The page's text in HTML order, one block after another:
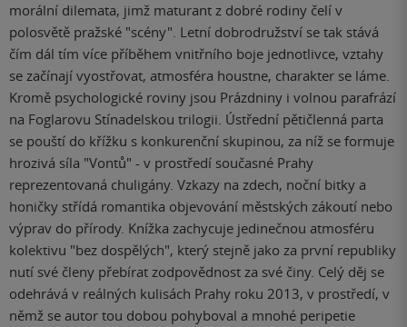
morální dilemata, jimž maturant z dobré rodiny čelí v
polosvětě pražské "scény". Letní dobrodružství se tak stává
čím dál tím více příběhem vnitřního boje jednotlivce, vztahy
se začínají vyostřovat, atmosféra houstne, charakter se láme.
Kromě psychologické roviny jsou Prázdniny i volnou parafrází
na Foglarovu Stínadelskou trilogii. Ústřední pětičlenná parta
se pouští do křížku s konkurenční skupinou, za níž se formuje
hrozivá síla "Vontů" - v prostředí současné Prahy
reprezentovaná chuligány. Vzkazy na zdech, noční bitky a
honičky střídá romantika objevování městských zákoutí nebo
výprav do přírody. Knížka zachycuje jedinečnou atmosféru
kolektivu "bez dospělých", který stejně jako za první republiky
nutí své členy přebírat zodpovědnost za své činy. Celý děj se
odehrává v reálných kulisách Prahy roku 2013, v prostředí, v
němž se autor tou dobou pohyboval a mnohé peripetie